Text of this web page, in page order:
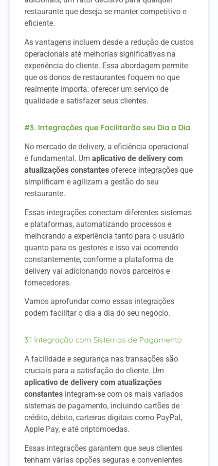
restaurante que deseja se manter competitivo e
eficiente.
As vantagens incluem desde a redução de custos
operacionais até melhorias significativas na
experiência do cliente. Essa abordagem permite
que os donos de restaurantes foquem no que
realmente importa: oferecer um serviço de
qualidade e satisfazer seus clientes.
#3. Integrações que Facilitarão seu Dia a Dia
No mercado de delivery, a eficiência operacional
é fundamental. Um aplicativo de delivery com
atualizações constantes oferece integrações que
simplificam e agilizam a gestão do seu
restaurante.
Essas integrações conectam diferentes sistemas
e plataformas, automatizando processos e
melhorando a experiência tanto para o usuário
quanto para os gestores e isso vai ocorrendo
constantemente, conforme a plataforma de
delivery vai adicionando novos parceiros e
fornecedores.
Vamos aprofundar como essas integrações
podem facilitar o dia a dia do seu negócio.
3.1 Integração com Sistemas de Pagamento
A facilidade e segurança nas transações são
cruciais para a satisfação do cliente. Um
aplicativo de delivery com atualizações
constantes integram-se com os mais variados
sistemas de pagamento, incluindo cartões de
crédito, débito, carteiras digitais como PayPal,
Apple Pay, e até criptomoedas.
Essas integrações garantem que seus clientes
tenham várias opções seguras e convenientes